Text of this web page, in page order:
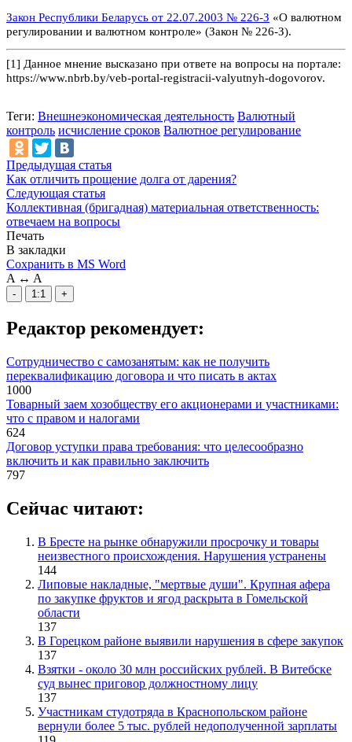
Закон Республики Беларусь от 22.07.2003 № 226-З «О валютном
регулировании и валютном контроле» (Закон № 226-З).
[1] Данное мнение высказано при ответе на вопросы на портале:
https://www.nbrb.by/veb-portal-registracii-valyutnyh-dogovorov.
Теги: Внешнеэкономическая деятельность Валютный
контроль исчисление сроков Валютное регулирование
Предыдущая статья
Как отличить прощение долга от дарения?
Следующая статья
Коллективная (бригадная) материальная ответственность:
отвечаем на вопросы
Печать
В закладки
Сохранить в MS Word
A ↔ A
- 1:1 +
Редактор рекомендует:
Сотрудничество с самозанятым: как не получить
переквалификацию договора и что писать в актах
1000
Товарный заем хозобществу его акционерами и участниками:
что с правом и налогами
624
Договор уступки права требования: что целесообразно
включить и как правильно заключить
797
Сейчас читают:
В Бресте на рынке обнаружили просрочку и товары
неизвестного происхождения. Нарушения устранены
144
Липовые накладные, "мертвые души". Крупная афера
по закупке фруктов и ягод раскрыта в Гомельской
области
137
В Горецком районе выявили нарушения в сфере закупок
137
Взятки - около 30 млн российских рублей. В Витебске
суд вынес приговор должностному лицу
137
Участникам студотряда в Краснопольском районе
вернули более 5 тыс. рублей недополученной зарплаты